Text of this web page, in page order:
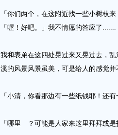
「你们两个，在这附近找一些小树枝
「喔！好吧。」我不情愿的答应了.......
我和表弟在这四处晃过来又晃过去，
溪的风景风景虽美，可是给人的感觉
「小清，你看那边有一些纸钱耶！还
「哪里 ？可能是人家来这里拜拜或是